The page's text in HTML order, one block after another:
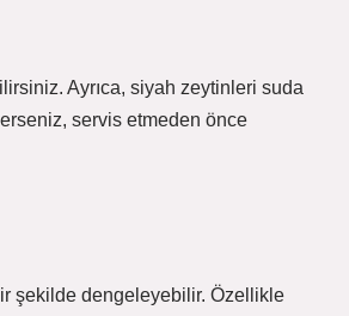
Ayrıca, siyah zeytinleri suda
servis etmeden önce
şekilde dengeleyebilir. Özellikle